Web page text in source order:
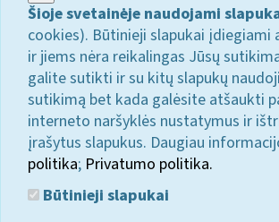
Šioje svetainėje naudojami
cookies). Būtinieji slapukai įdiegiami
ir jiems nėra reikalingas Jūsų
galite sutikti ir su kitų slapukų
sutikimą bet kada galėsite atšaukti
interneto naršyklės nustatymus ir
įrašytus slapukus. Daugiau
politika; Privatumo politika.
Būtinieji slapukai